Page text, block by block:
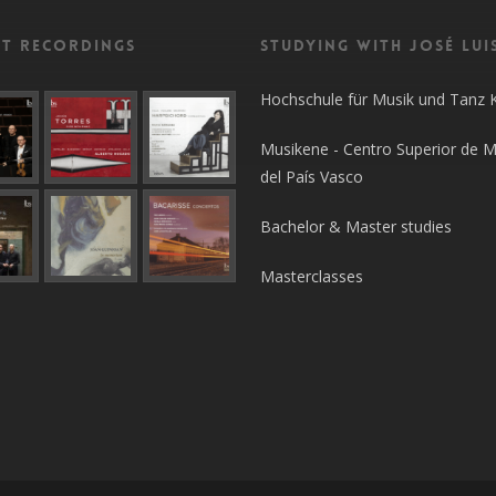
recordings Studying with José
Hochschule für Musik und Tanz
Musikene - Centro Superior de
del País Vasco
Bachelor & Master studies
Masterclasses